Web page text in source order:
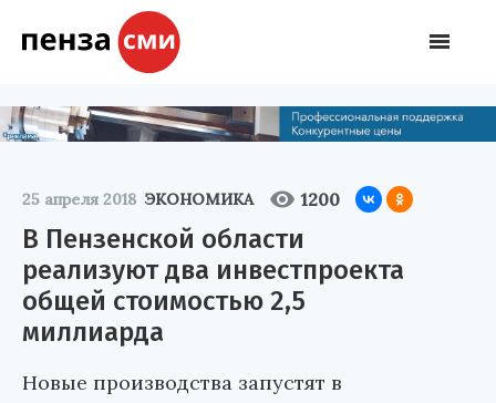
25 апреля 2018 ЭКОНОМИКА 1200
В Пензенской области
реализуют два инвестпроекта
общей стоимостью 2,5
миллиарда
Новые производства запустят в